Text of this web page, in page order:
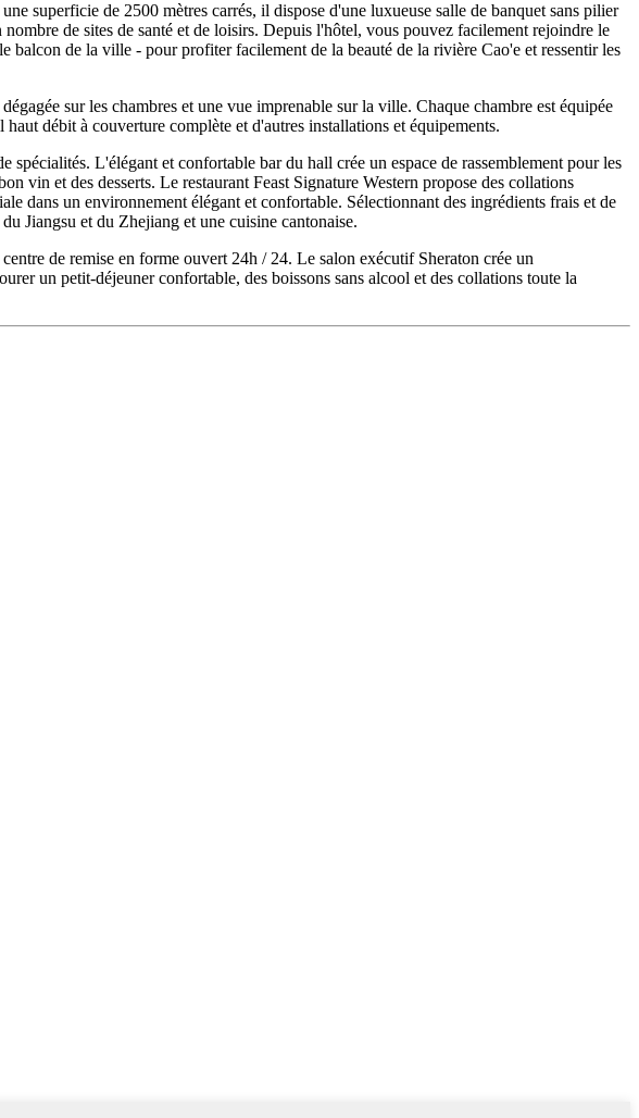
superficie de 2500 mètres carrés, il dispose d'une luxueuse salle de banquet sans pilier
de sites de santé et de loisirs. Depuis l'hôtel, vous pouvez facilement rejoindre le
de la ville - pour profiter facilement de la beauté de la rivière Cao'e et ressentir les
sur les chambres et une vue imprenable sur la ville. Chaque chambre est équipée
débit à couverture complète et d'autres installations et équipements.
L'élégant et confortable bar du hall crée un espace de rassemblement pour les
vin et des desserts. Le restaurant Feast Signature Western propose des collations
dans un environnement élégant et confortable. Sélectionnant des ingrédients frais et de
Jiangsu et du Zhejiang et une cuisine cantonaise.
de remise en forme ouvert 24h / 24. Le salon exécutif Sheraton crée un
un petit-déjeuner confortable, des boissons sans alcool et des collations toute la